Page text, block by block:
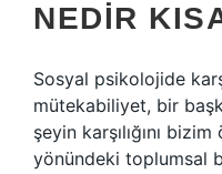
NEDIR
Sosyal psikolojide
mütekabiliyet, bir
şeyin karşılığını
yönündeki toplumsal